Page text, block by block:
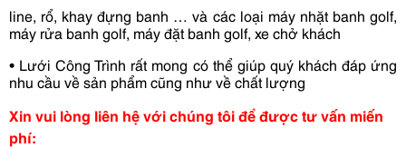
line, rổ, khay đựng banh … và các loại máy nhặt banh golf,
máy rửa banh golf, máy đặt banh golf, xe chở khách
• Lưới Công Trình rất mong có thể giúp quý khách đáp ứng
nhu cầu vềsản phẩm cũng như vềchất lượng
Xin vui lòng liên hệ với chúng tôi để được tư vấn miến
phí: